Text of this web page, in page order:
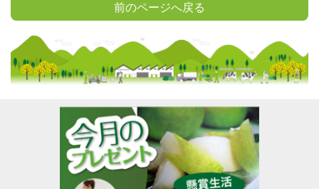
前のページへ戻る